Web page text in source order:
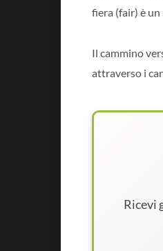
fiera (fair) è
Il cammino
attraverso i
Ricevi